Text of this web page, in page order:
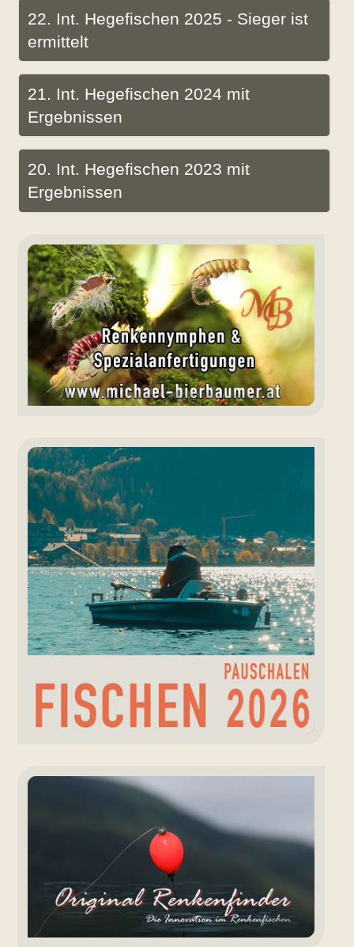
22. Int. Hegefischen 2025 - Sieger ist
ermittelt
21. Int. Hegefischen 2024 mit
Ergebnissen
20. Int. Hegefischen 2023 mit
Ergebnissen
Renkennymphen
Bierbaumer
Angeln
Fuschlsee
Renkenfinder